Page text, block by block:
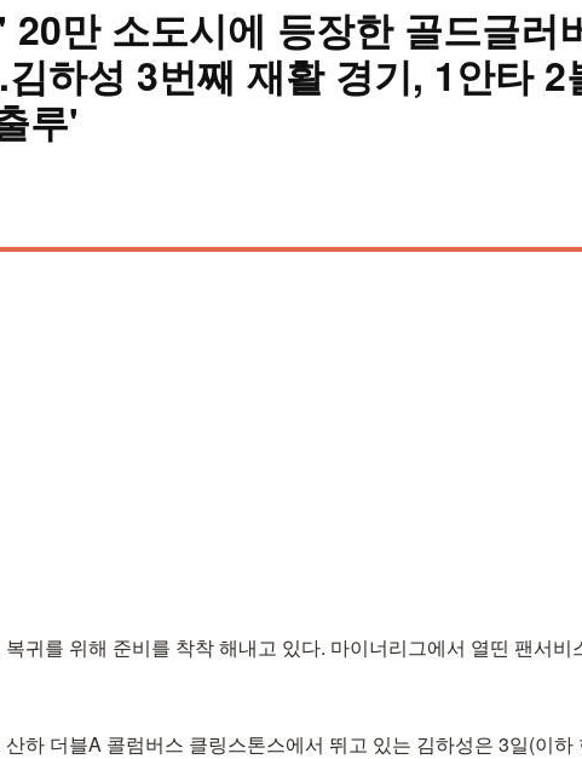
20만 소도시에 등장한 골드글러
하성 3번째 재활 경기, 1안타 2
루'
귀를 위해 준비를 착착 해내고 있다. 마이너리그에서 열띤 팬서비
하 더블A 콜럼버스 클링스톤스에서 뛰고 있는 김하성은 3일(이하